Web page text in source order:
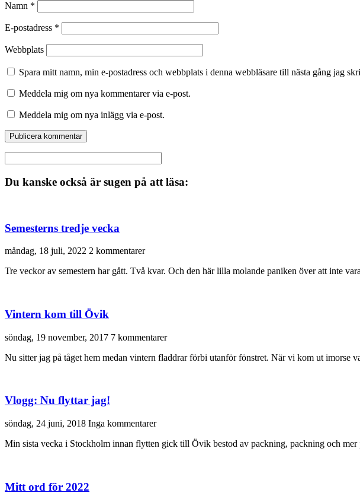
Namn *
E-postadress *
Webbplats
Spara mitt namn, min e-postadress och webbplats i denna webbläsare till nästa gång jag
Meddela mig om nya kommentarer via e-post.
Meddela mig om nya inlägg via e-post.
Du kanske också är sugen på att läsa:
Semesterns tredje vecka
måndag, 18 juli, 2022 2 kommentarer
Tre veckor av semestern har gått. Två kvar. Och den här lilla molande paniken över att inte
Vintern kom till Övik
söndag, 19 november, 2017 7 kommentarer
Nu sitter jag på tåget hem medan vintern fladdrar förbi utanför fönstret. När vi kom ut imorse
Vlogg: Nu flyttar jag!
söndag, 24 juni, 2018 Inga kommentarer
Min sista vecka i Stockholm innan flytten gick till Övik bestod av packning, packning och
Mitt ord för 2022